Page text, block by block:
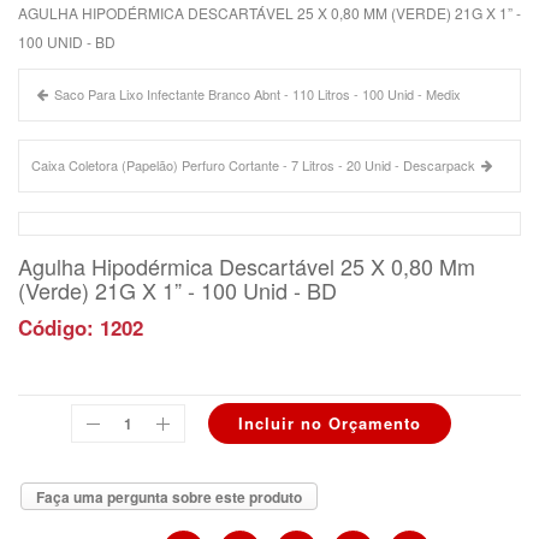
AGULHA HIPODÉRMICA DESCARTÁVEL 25 X 0,80 MM (VERDE) 21G X 1” -
100 UNID - BD
Saco Para Lixo Infectante Branco Abnt - 110 Litros - 100 Unid - Medix
Caixa Coletora (Papelão) Perfuro Cortante - 7 Litros - 20 Unid - Descarpack
Agulha Hipodérmica Descartável 25 X 0,80 Mm
(Verde) 21G X 1” - 100 Unid - BD
Código: 1202
Faça uma pergunta sobre este produto